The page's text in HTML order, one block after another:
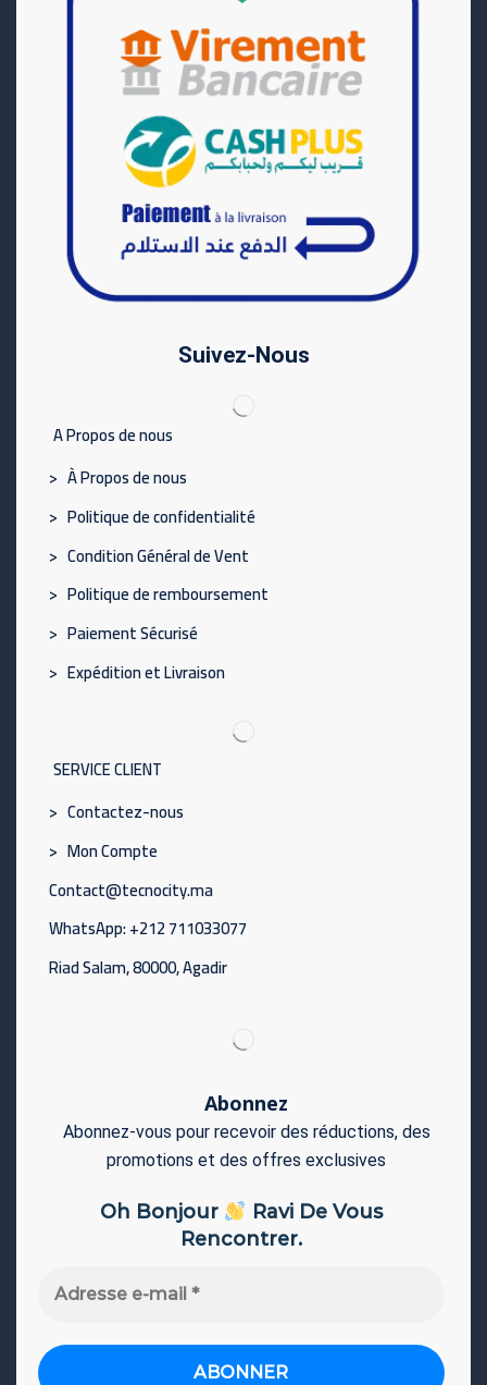
Suivez-Nous
A Propos de nous
> À Propos de nous
> Politique de confidentialité
> Condition Général de Vent
> Politique de remboursement
> Paiement Sécurisé
> Expédition et Livraison
SERVICE CLIENT
> Contactez-nous
> Mon Compte
Contact@tecnocity.ma
WhatsApp: +212 711033077
Riad Salam, 80000, Agadir
Abonnez
Abonnez-vous pour recevoir des réductions, des
promotions et des offres exclusives
Oh Bonjour
Ravi De Vous
Rencontrer.